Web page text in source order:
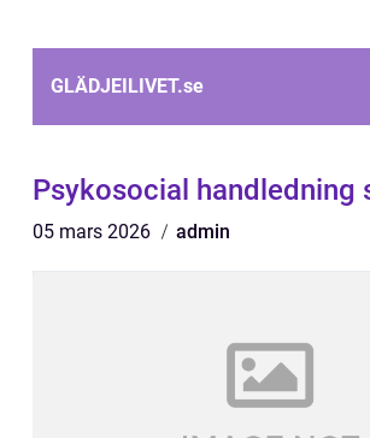
GLÄDJEILIVET.se
Psykosocial handledning
05 mars 2026 admin